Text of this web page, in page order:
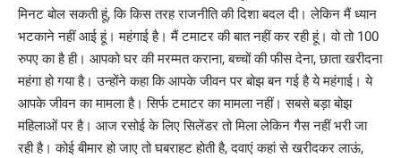
मिनट बोल सकती हूं, कि किस तरह राजनीति की दिशा बदल दी। लेकिन मैं ध्यान
भटकाने नहीं आई हूं। महंगाई है। मैं टमाटर की बात नहीं कर रही हूं। वो तो 100
रुपए का है ही। आपको घर की मरम्मत कराना, बच्चों की फीस देना, छाता खरीदना
महंगा हो गया है। उन्होंने कहा कि आपके जीवन पर बोझ बन गई है ये महंगाई। ये
आपके जीवन का मामला है। सिर्फ टमाटर का मामला नहीं। सबसे बड़ा बोझ
महिलाओं पर है। आज रसोई के लिए सिलेंडर तो मिला लेकिन गैस नहीं भरी जा
रही है। कोई बीमार हो जाए तो घबराहट होती है, दवाएं कहां से खरीदकर लाऊं,